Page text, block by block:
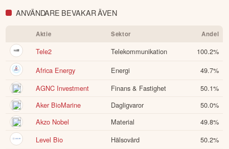
ANVÄNDARE BEVAKAR ÄVEN
Aktie Sektor Andel
Tele2 Telekommunikation 100.2%
Africa Energy
Energi 49.7%
AGNC Investment
Finans & Fastighet 50.1%
Aker BioMarine
Dagligvaror 50.0%
Akzo Nobel
Material 49.8%
Level Bio
Hälsovård 50.2%